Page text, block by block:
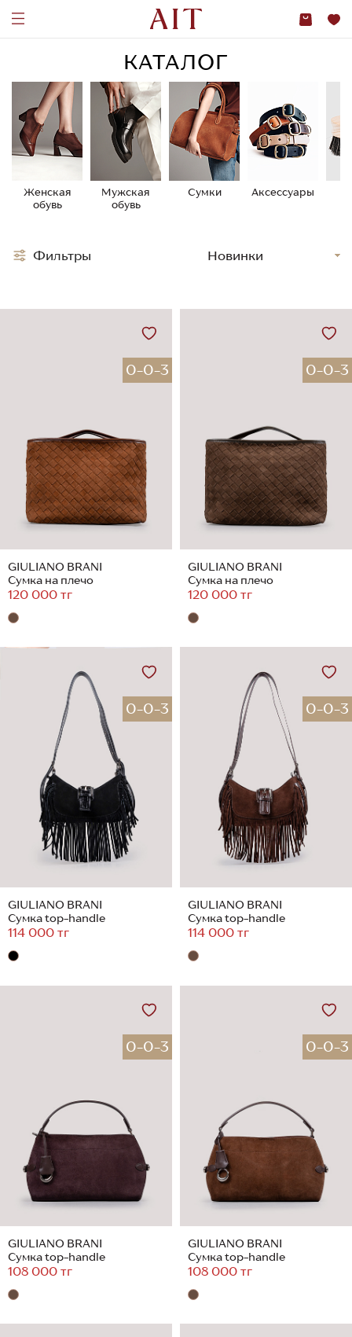
КАТАЛОГ
Женская
обувь
Мужская
обувь
Сумки Аксессуары
0-0-3
GIULIANO BRANI
Сумка на плечо
120 000 тг
0-0-3
GIULIANO BRANI
Сумка на плечо
120 000 тг
0-0-3
GIULIANO BRANI
Сумка top-handle
114 000 тг
0-0-3
GIULIANO BRANI
Сумка top-handle
114 000 тг
0-0-3
GIULIANO BRANI
Сумка top-handle
108 000 тг
0-0-3
GIULIANO BRANI
Сумка top-handle
108 000 тг
Фильтры